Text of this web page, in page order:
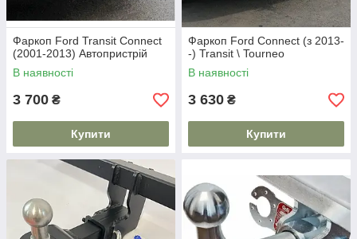
Фаркоп Ford Transit Connect
(2001-2013) Автопристрій
В наявності
3 700 ₴
Купити
Фаркоп Ford Connect (з 2013-
-) Transit \ Tourneo
В наявності
3 630 ₴
Купити